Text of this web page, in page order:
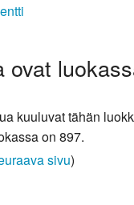
ovat
kuuluvat tähän
on 897.
sivu)